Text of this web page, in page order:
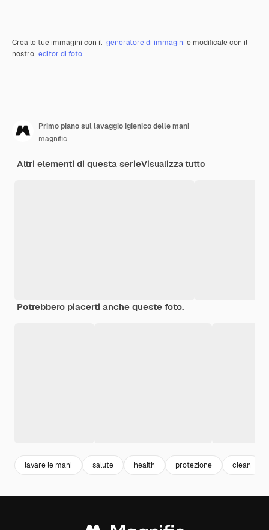
Crea le tue immagini con il generatore di immagini e modificale con il
nostro editor di foto.
Primo piano sul lavaggio igienico delle mani
magnific
Altri elementi di questa serieVisualizza tutto
Potrebbero piacerti anche queste foto.
lavare le mani salute health protezione clean